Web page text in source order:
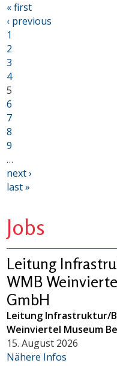
« first
‹ previous
1
2
3
4
5
6
7
8
9
…
next ›
last »
Jobs
Leitung
WMB
GmbH
Leitung Infrastruktur/
Weinviertel Museum
15. August 2026
Nähere Infos